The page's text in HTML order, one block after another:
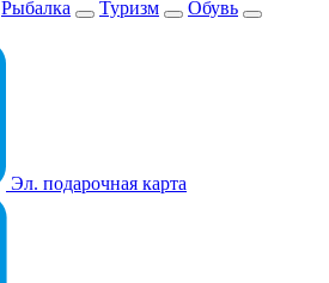
Рыбалка Туризм
Обувь
Эл. подарочная карта